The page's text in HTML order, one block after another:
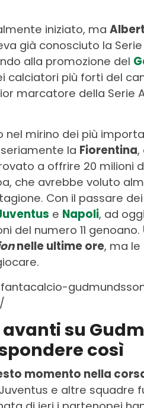
iniziato, ma
già conosciuto la Serie
alla promozione del
calciatori più forti del
marcatore della Serie
mirino dei più
la Fiorentina,
a offrire 20 milioni
che avrebbe voluto
Con il passare
e Napoli, ad
del numero 11 genoano.
nelle ultime ore, ma
su
così
momento nella
e altre squadre